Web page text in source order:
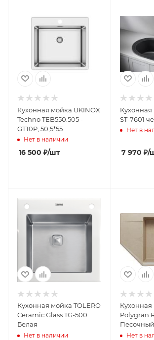
Кухонная мойка UKINOX
Techno TEB550.505 -
GT10P, 50,5*55
Нет в наличии
16 500 ₽/шт
ST-7601
Нет в
7 970 ₽/
Кухонная мойка TOLERO
Ceramic Glass TG-500
Белая
Нет в наличии
Кухонная
Polygran
Песочный
Нет в